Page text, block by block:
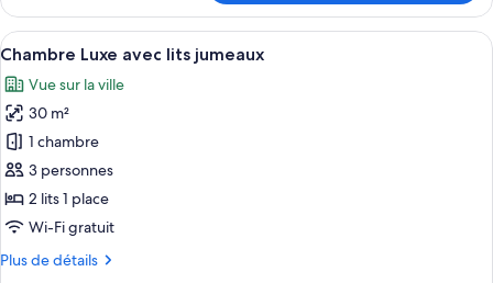
le
type
de
Luxe
King
Afficher
toutes
les
photos
pour
ce
type
de
chambre :
Chambre
Une chambre d’hôtel avec deux lits,
4
Chambre Luxe avec lits jumeaux
Vue sur la ville
30 m²
1 chambre
3 personnes
2 lits 1 place
Wi-Fi gratuit
Plus de détails
Plus